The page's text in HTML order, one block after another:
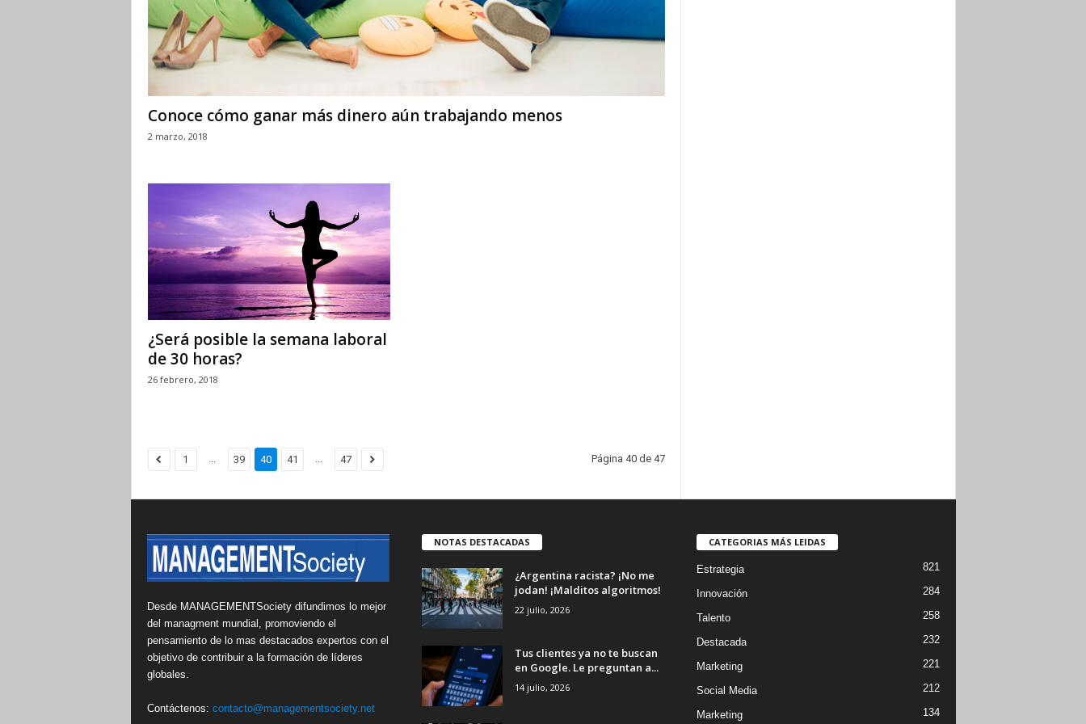
Conoce cómo ganar más dinero aún trabajando menos
2 marzo, 2018
¿Será posible la semana laboral
de 30 horas?
26 febrero, 2018
1 ... 39 40 41 ... 47 Página 40 de 47
Desde MANAGEMENTSociety difundimos lo mejor
del managment mundial, promoviendo el
pensamiento de lo mas destacados expertos con el
objetivo de contribuir a la formación de líderes
globales.
Contáctenos: contacto@managementsociety.net
NOTAS DESTACADAS
¿Argentina racista? ¡No me
jodan! ¡Malditos algoritmos!
22 julio, 2026
Tus clientes ya no te buscan
en Google. Le preguntan a...
14 julio, 2026
CATEGORIAS MÁS LEIDAS
Estrategia 821
Innovación 284
Talento 258
Destacada 232
Marketing 221
Social Media 212
Marketing 134